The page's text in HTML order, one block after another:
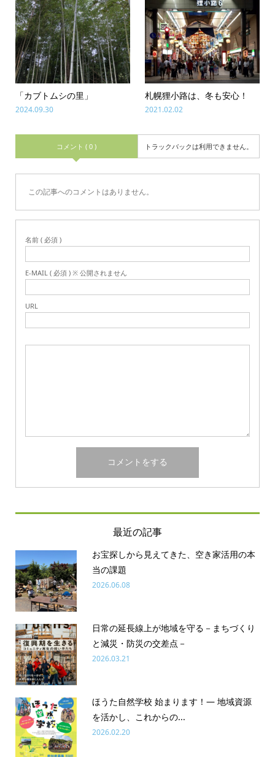
「カブトムシの里」
2024.09.30
札幌狸小路は、冬も安心！
2021.02.02
コメント ( 0 ) トラックバックは利用できません。
この記事へのコメントはありません。
名前 ( 必須 )
E-MAIL ( 必須 ) ※ 公開されません
URL
最近の記事
お宝探しから見えてきた、空き家活用の本
当の課題
2026.06.08
日常の延長線上が地域を守る－まちづくり
と減災・防災の交差点－
2026.03.21
ほうた自然学校 始まります！― 地域資源
を活かし、これからの...
2026.02.20